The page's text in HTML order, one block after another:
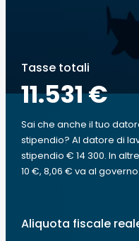
Tasse totali
11.531 €
Sai che anche il tuo
stipendio? Al datore di
stipendio € 14 300. In
10 €, 8,06 € va al governo.
Aliquota fiscale